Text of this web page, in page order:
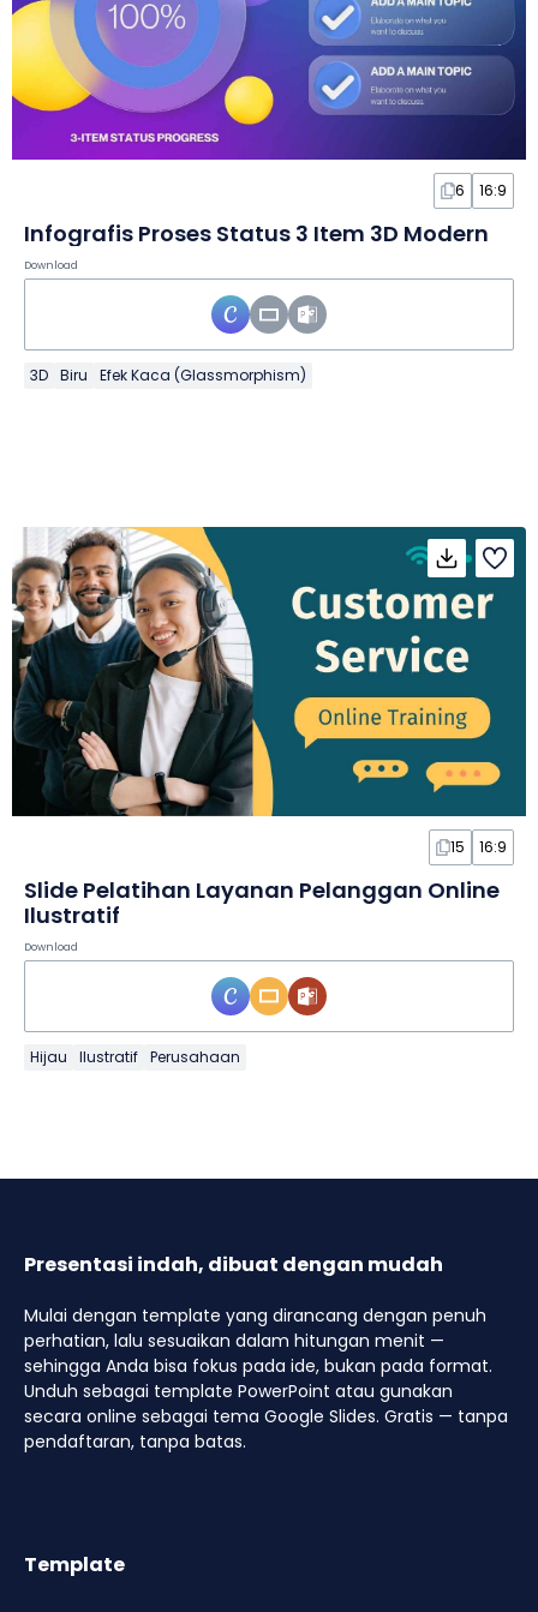
6 16:9
Infografis Proses Status 3 Item 3D Modern
Download
3D Biru Efek Kaca (Glassmorphism)
15 16:9
Slide Pelatihan Layanan Pelanggan Online
Ilustratif
Download
Hijau Ilustratif Perusahaan
Presentasi indah, dibuat dengan mudah
Mulai dengan template yang dirancang dengan penuh
perhatian, lalu sesuaikan dalam hitungan menit —
sehingga Anda bisa fokus pada ide, bukan pada format.
Unduh sebagai template PowerPoint atau gunakan
secara online sebagai tema Google Slides. Gratis — tanpa
pendaftaran, tanpa batas.
Template